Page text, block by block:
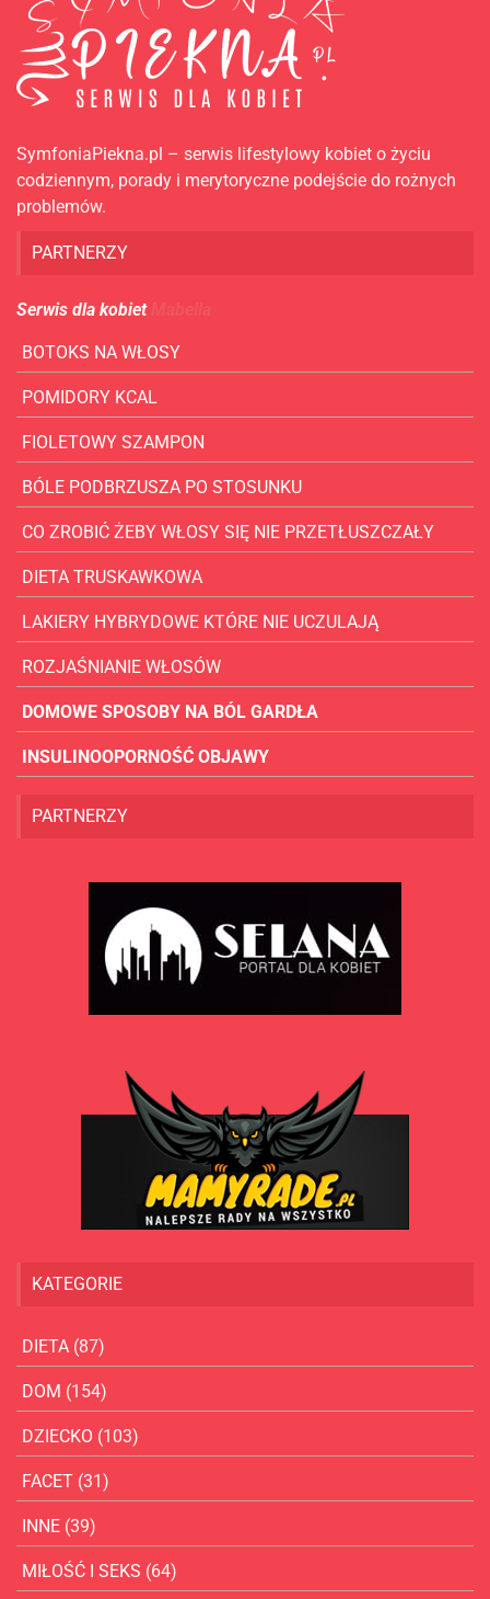
SymfoniaPiekna.pl – serwis lifestylowy kobiet o życiu
codziennym, porady i merytoryczne podejście do rożnych
problemów.
PARTNERZY
Serwis dla kobiet
BOTOKS NA WŁOSY
POMIDORY KCAL
FIOLETOWY SZAMPON
BÓLE PODBRZUSZA PO STOSUNKU
CO ZROBIĆ ŻEBY WŁOSY SIĘ NIE PRZETŁUSZCZAŁY
DIETA TRUSKAWKOWA
LAKIERY HYBRYDOWE KTÓRE NIE UCZULAJĄ
ROZJAŚNIANIE WŁOSÓW
DOMOWE SPOSOBY NA BÓL GARDŁA
INSULINOOPORNOŚĆ OBJAWY
PARTNERZY
KATEGORIE
DIETA (87)
DOM (154)
DZIECKO (103)
FACET (31)
INNE (39)
MIŁOŚĆ I SEKS (64)